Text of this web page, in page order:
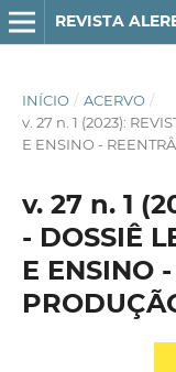
REVISTA
INÍCIO / ACERVO /
v. 27 n. 1 (2023):
E ENSINO -
v. 27 n. 1
- DOSSIÊ
E ENSINO